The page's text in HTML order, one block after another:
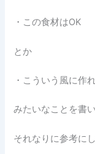
・この食材はOK
とか
・こういう風に作
みたいなことを書い
それなりに参考に